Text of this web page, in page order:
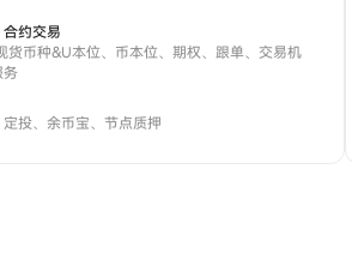
约交易
货币种&U本位、币本位、期权、跟单、交易机
务
定投、余币宝、节点质押